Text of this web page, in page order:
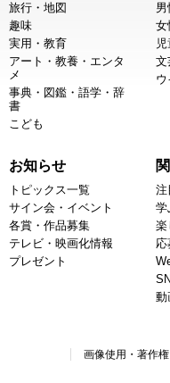
旅行・地図
趣味
実用・教育
アート・教養・エンタ
メ
事典・図鑑・語学・辞
書
こども
女
文
ウ
お知らせ
トピックス一覧
サイン会・イベント
各賞・作品募集
テレビ・映画化情報
プレゼント
注
学
楽
応
動
画像使用・著作権